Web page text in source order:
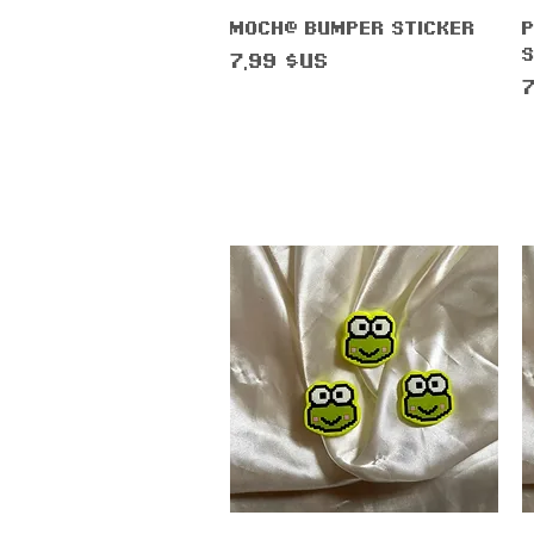
Aperçu rapide
M0ch@ Bumper Sticker
Prix
7,99 $US